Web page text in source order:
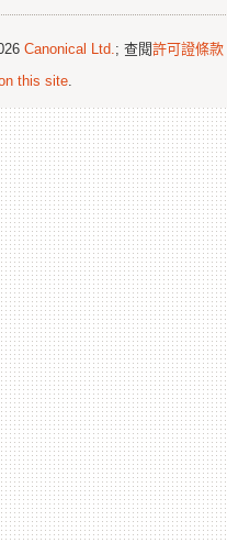
Canonical Ltd.; 查閱許可證條款
this site.